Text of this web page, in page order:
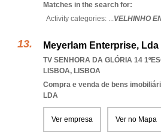
Matches in the search for:
Activity categories: ...VELHINHO
Meyerlam Enterprise, Lda
TV SENHORA DA GLÓRIA 14
LISBOA, LISBOA
Compra e venda de bens
LDA
Ver empresa Ver no Mapa